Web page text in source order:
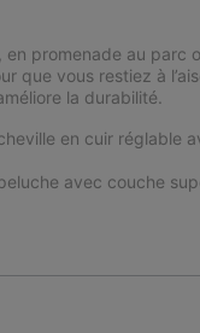
promenade au parc
vous restiez à
la durabilité.
en cuir réglable
avec couche